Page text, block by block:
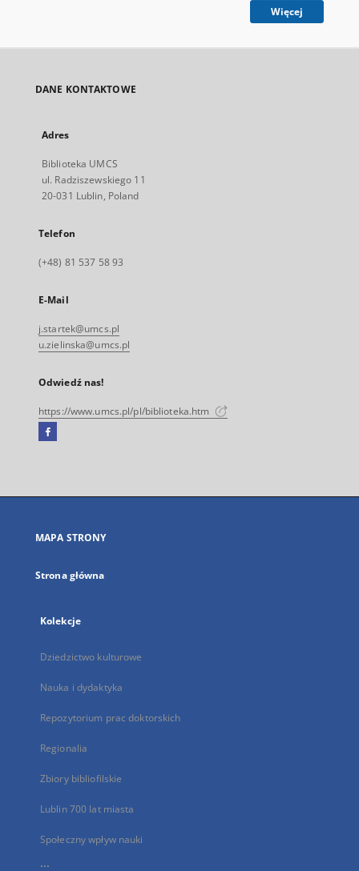
Więcej
DANE KONTAKTOWE
Adres
Biblioteka UMCS
ul. Radziszewskiego 11
20-031 Lublin, Poland
Telefon
(+48) 81 537 58 93
E-Mail
j.startek@umcs.pl
u.zielinska@umcs.pl
Odwiedź nas!
https://www.umcs.pl/pl/biblioteka.htm
Facebook
się
karcie
MAPA STRONY
Strona główna
Kolekcje
Dziedzictwo kulturowe
Nauka i dydaktyka
Repozytorium prac doktorskich
Regionalia
Zbiory bibliofilskie
Lublin 700 lat miasta
Społeczny wpływ nauki
...